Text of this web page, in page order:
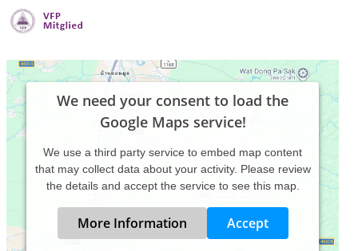
We need your consent to load the
Google Maps service!
We use a third party service to embed map content
that may collect data about your activity. Please review
the details and accept the service to see this map.
More Information Accept